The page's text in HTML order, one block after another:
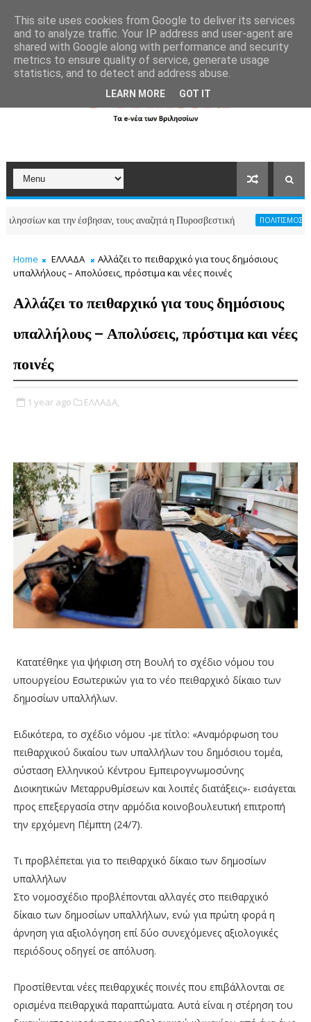
την έσβησαν, τους αναζητά η Πυροσβεστική ΠΟΛΙΤΙΣΜΟΣ-ΑΘΛΗΤΙΣΜΟΣ
Home ΕΛΛΑΔΑ
Αλλάζει το πειθαρχικό για τους δημόσιους
υπαλλήλους – Απολύσεις, πρόστιμα και νέες ποινές
Αλλάζει το πειθαρχικό για τους δημόσιους
υπαλλήλους – Απολύσεις, πρόστιμα και νέες
ποινές
1 year ago ΕΛΛΑΔΑ,
Κατατέθηκε για ψήφιση στη Βουλή το σχέδιο νόμου του
υπουργείου Εσωτερικών για το νέο πειθαρχικό δίκαιο των
δημοσίων υπαλλήλων.
Ειδικότερα, το σχέδιο νόμου -με τίτλο: «Αναμόρφωση του
πειθαρχικού δικαίου των υπαλλήλων του δημόσιου τομέα,
σύσταση Ελληνικού Κέντρου Εμπειρογνωμοσύνης
Διοικητικών Μεταρρυθμίσεων και λοιπές διατάξεις»- εισάγεται
προς επεξεργασία στην αρμόδια κοινοβουλευτική επιτροπή
την ερχόμενη Πέμπτη (24/7).
Τι προβλέπεται για το πειθαρχικό δίκαιο των δημοσίων
υπαλλήλων
Στο νομοσχέδιο προβλέπονται αλλαγές στο πειθαρχικό
δίκαιο των δημοσίων υπαλλήλων, ενώ για πρώτη φορά η
άρνηση για αξιολόγηση επί δύο συνεχόμενες αξιολογικές
περιόδους οδηγεί σε απόλυση.
Προστίθενται νέες πειθαρχικές ποινές που επιβάλλονται σε
ορισμένα πειθαρχικά παραπτώματα. Αυτά είναι η στέρηση του
This site uses cookies from Google to deliver its services
and to analyze traffic. Your IP address and user-agent are
shared with Google along with performance and security
metrics to ensure quality of service, generate usage
statistics, and to detect and address abuse.
LEARN MORE GOT IT